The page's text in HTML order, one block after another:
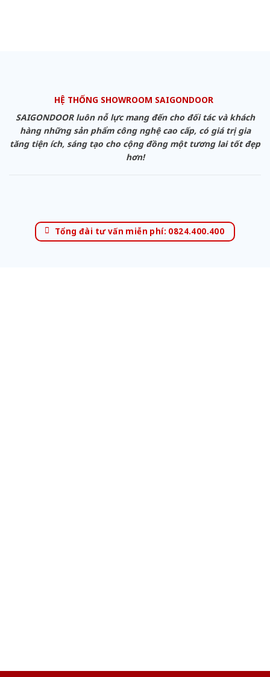
HỆ THỐNG SHOWROOM SAIGONDOOR
SAIGONDOOR luôn nỗ lực mang đến cho đối tác và khách
hàng những sản phẩm công nghệ cao cấp, có giá trị gia
tăng tiện ích, sáng tạo cho cộng đồng một tương lai tốt đẹp
hơn!
Tổng đài tư vấn miễn phí: 0824.400.400